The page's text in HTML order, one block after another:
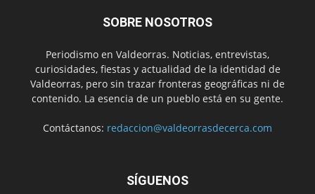
SOBRE NOSOTROS
Periodismo en Valdeorras. Noticias, entrevistas,
curiosidades, fiestas y actualidad de la identidad de
Valdeorras, pero sin trazar fronteras geográficas ni de
contenido. La esencia de un pueblo está en su gente.
Contáctanos: redaccion@valdeorrasdecerca.com
SÍGUENOS